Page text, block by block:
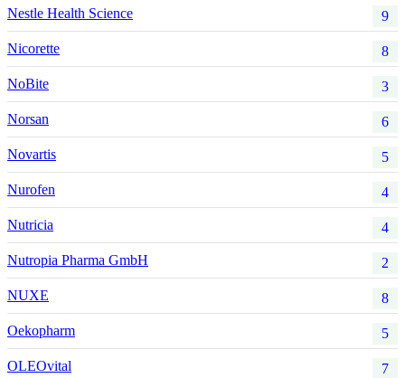
Nestle Health Science 9
Nicorette 8
NoBite 3
Norsan 6
Novartis 5
Nurofen 4
Nutricia 4
Nutropia Pharma GmbH 2
NUXE 8
Oekopharm 5
OLEOvital 7